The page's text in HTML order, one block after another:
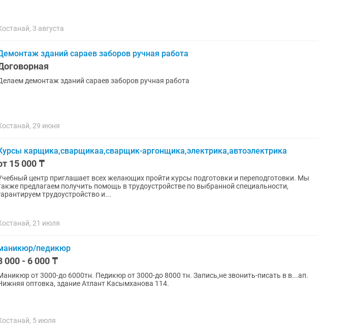
3 августа
зданий сараев заборов ручная работа
демонтаж зданий сараев заборов ручная работа
29 июня
карщика,сварщикаа,сварщик-аргонщика,электрика,автоэлектрика
15 000 ₸
центр приглашает всех желающих пройти курсы подготовки и переподготовки. Мы
предлагаем получить помощь в трудоустройстве по выбранной специальности,
трудоустройство и...
21 июля
педикюр
000 - 6 000 ₸
от 3000-до 6000тн. Педикюр от 3000-до 8000 тн. Запись,не звонить-писать в в...ап.
Нижняя оптовка, здание Атлант Касымханова 114.
5 июля